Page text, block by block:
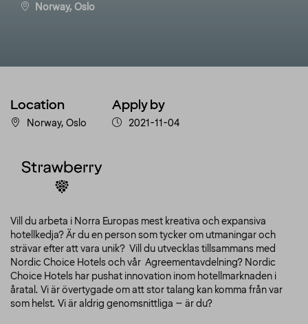
Norway, Oslo
Location
Norway, Oslo
Apply by
2021-11-04
Vill du arbeta i Norra Europas mest kreativa och expansiva
hotellkedja? Är du en person som tycker om utmaningar och
strävar efter att vara unik? Vill du utvecklas tillsammans med
Nordic Choice Hotels och vår Agreementavdelning? Nordic
Choice Hotels har pushat innovation inom hotellmarknaden i
åratal. Vi är övertygade om att stor talang kan komma från var
som helst. Vi är aldrig genomsnittliga – är du?